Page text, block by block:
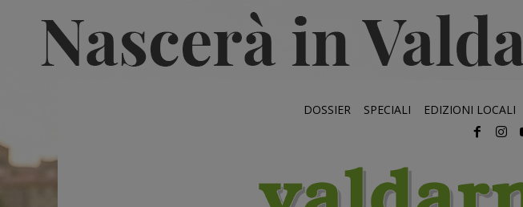
DOSSIER SPECIALI EDIZIONI LOCALI